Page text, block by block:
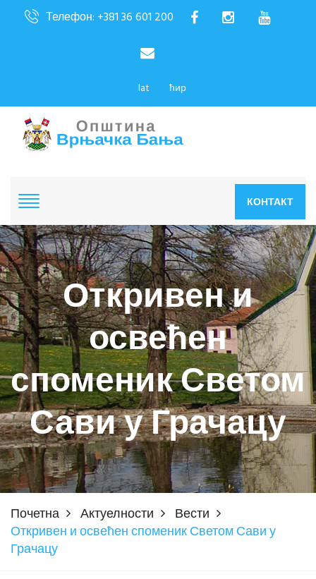
Телефон: +381 36 601 200
lat ћир
КОНТАКТ
Откривен и
освећен
споменик Светом
Сави у Грачацу
Почетна Актуелности
Вести
Откривен и освећен споменик Светом Сави у
Грачацу